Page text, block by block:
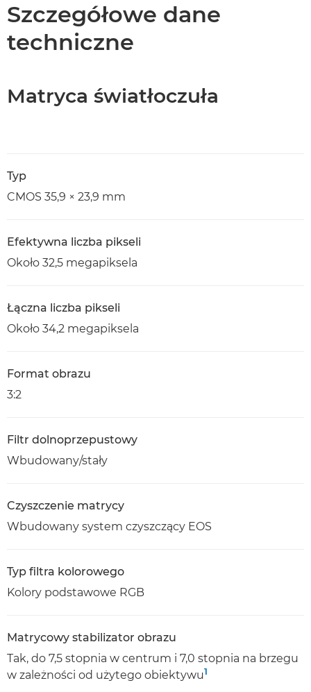
Szczegółowe dane
techniczne
Matryca światłoczuła
Typ
CMOS 35,9 × 23,9 mm
Efektywna liczba pikseli
Około 32,5 megapiksela
Łączna liczba pikseli
Około 34,2 megapiksela
Format obrazu
3:2
Filtr dolnoprzepustowy
Wbudowany/stały
Czyszczenie matrycy
Wbudowany system czyszczący EOS
Typ filtra kolorowego
Kolory podstawowe RGB
Matrycowy stabilizator obrazu
Tak, do 7,5 stopnia w centrum i 7,0 stopnia na brzegu
w zależności od użytego obiektywu1